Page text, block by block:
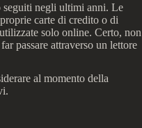
seguiti negli ultimi anni. Le
carte di credito o di
solo online. Certo, non
passare attraverso un lettore
al momento della